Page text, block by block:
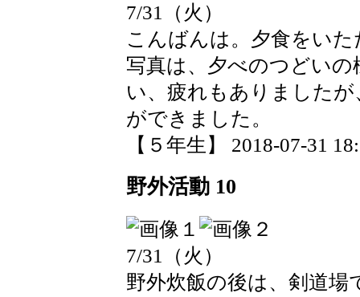
7/31（火）
こんばんは。夕食をい
写真は、夕べのつどい
い、疲れもありました
ができました。
【５年生】 2018-07-31
野外活動 10
7/31（火）
野外炊飯の後は、剣道